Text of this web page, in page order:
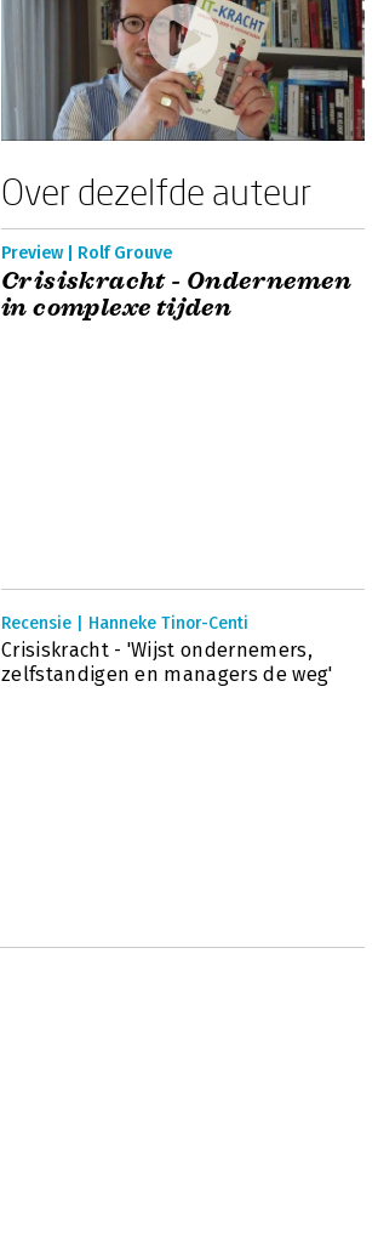
Over dezelfde auteur
Preview | Rolf Grouve
Crisiskracht - Ondernemen
in complexe tijden
Recensie | Hanneke Tinor-Centi
Crisiskracht - 'Wijst ondernemers,
zelfstandigen en managers de weg'